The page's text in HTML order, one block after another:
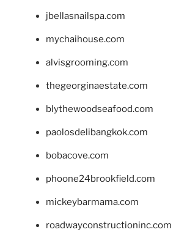
jbellasnailspa.com
mychaihouse.com
alvisgrooming.com
thegeorginaestate.com
blythewoodseafood.com
paolosdelibangkok.com
bobacove.com
phoone24brookfield.com
mickeybarmama.com
roadwayconstructioninc.com